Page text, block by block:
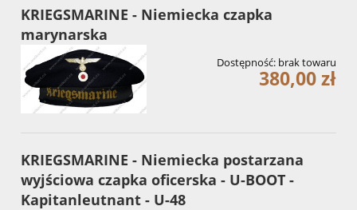
KRIEGSMARINE - Niemiecka czapka
marynarska
Dostępność: brak towaru
380,00 zł
KRIEGSMARINE - Niemiecka postarzana
wyjściowa czapka oficerska - U-BOOT -
Kapitanleutnant - U-48